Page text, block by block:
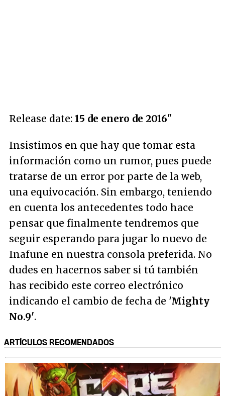
Release date: 15 de enero de 2016"
Insistimos en que hay que tomar esta
información como un rumor, pues puede
tratarse de un error por parte de la web,
una equivocación. Sin embargo, teniendo
en cuenta los antecedentes todo hace
pensar que finalmente tendremos que
seguir esperando para jugar lo nuevo de
Inafune en nuestra consola preferida. No
dudes en hacernos saber si tú también
has recibido este correo electrónico
indicando el cambio de fecha de 'Mighty
No.9'.
ARTÍCULOS RECOMENDADOS